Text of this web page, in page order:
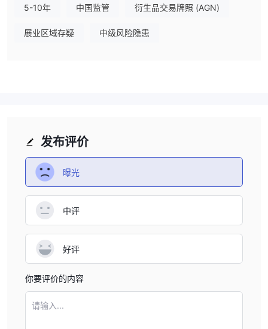
体验。此外，交易者通过新闻分析获得分析洞察力，增强他们的交易
践以及维护市场诚信。
告和记录保存协议，并有效管理任何潜在的利益冲突，以维护公正的
交易氛围。因此，客户和利益相关者可以预期一个受监管的交易领
域，其中制定实践和协议来保护他们的利益并维持金融市场内公平和
透明的交易条件。
优点和缺点
指数、大宗商品和股票，使交易者能够实现投资组合多元化，并选择
符合其交易策略和风险承受能力的资产。
5-10年 中国监管 衍生品交易牌照 (AGN)
展业区域存疑 中级风险隐患
发布评价
曝光
中评
好评
你要评价的内容
请输入...